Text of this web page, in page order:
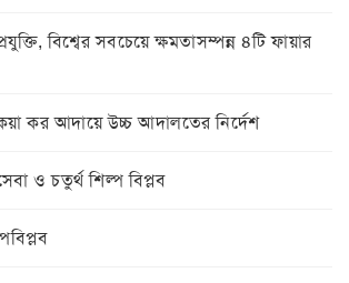
বিশ্বের সবচেয়ে ক্ষমতাসম্পন্ন ৪টি ফায়ার
কর আদায়ে উচ্চ আদালতের নির্দেশ
ও চতুর্থ শিল্প বিপ্লব